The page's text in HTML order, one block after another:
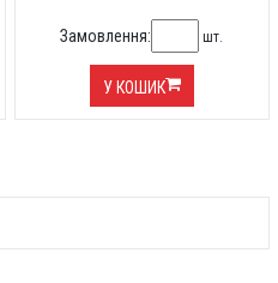
Замовлення: шт.
У КОШИК